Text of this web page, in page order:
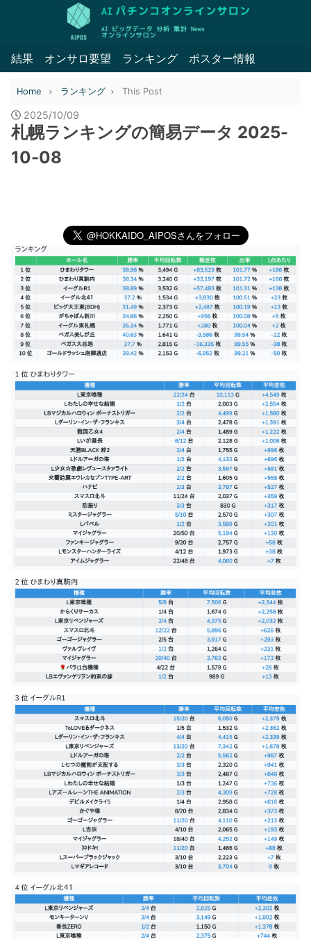
結果 オンサロ要望 ランキング ポスター情報
Home ランキング This Post
2025/10/09
札幌ランキングの簡易データ 2025-
10-08